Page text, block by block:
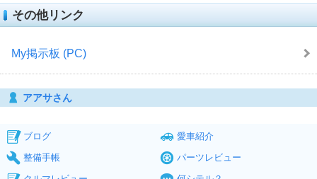
その他リンク
My掲示板 (PC)
アアサさん
ブログ
愛車紹介
整備手帳
パーツレビュー